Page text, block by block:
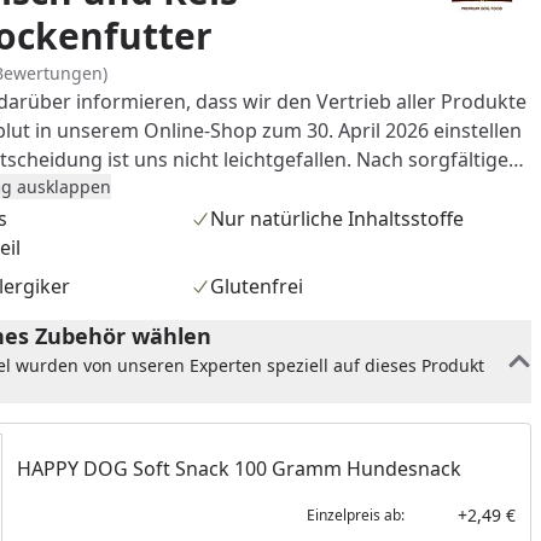
informieren, dass wir den Vertrieb aller Produkte
in unserem Online-Shop zum 30. April 2026 einstellen
auf verlässliche Verfügbarkeiten, die
qualitative Aspekte sahen wir uns jedoch zu
und Ihrem Tier
anbieten zu können, die unseren hohen
entsprechen – und daran messen wir uns und unsere
ein breites Spektrum an
und Ernährungskonzepten zu hervorragenden
Qualität und Verlässlichkeit stehen. Bitte beachten
unsere Alternativempfehlung am jeweiligen Artikel und
auf der Wolfsblut Markenseite.
ausklappen
Nur natürliche Inhaltsstoffe
Glutenfrei
Zubehör wählen
wurden von unseren Experten speziell auf dieses Produkt
HAPPY DOG Soft Snack 100 Gramm Hundesnack
Einzelpreis ab: +2,49 €